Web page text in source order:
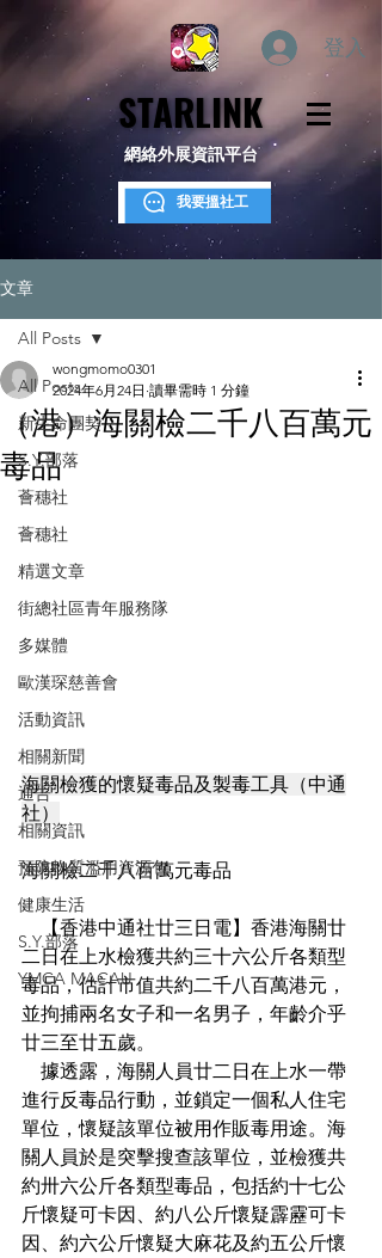
登入
STARLINK
STARLINK
網絡外展資訊平台
我要搵社工
文章
All Posts
新生命團契
S.Y.部落
薈穗社
薈穗社
精選文章
街總社區青年服務隊
多媒體
歐漢琛慈善會
活動資訊
相關新聞
通告
相關資訊
預防物質濫用資源包
健康生活
S.Y.部落
YMCA MACAU
All Posts
（港）海關檢二千八百萬元
毒品
wongmomo0301
2024年6月24日 讀畢需時 1 分鐘
海關檢獲的懷疑毒品及製毒工具（中通
社）
海關檢二千八百萬元毒品
【香港中通社廿三日電】香港海關廿
二日在上水檢獲共約三十六公斤各類型
毒品，估計市值共約二千八百萬港元，
並拘捕兩名女子和一名男子，年齡介乎
廿三至廿五歲。
據透露，海關人員廿二日在上水一帶
進行反毒品行動，並鎖定一個私人住宅
單位，懷疑該單位被用作販毒用途。海
關人員於是突擊搜查該單位，並檢獲共
約卅六公斤各類型毒品，包括約十七公
斤懷疑可卡因、約八公斤懷疑霹靂可卡
因、約六公斤懷疑大麻花及約五公斤懷